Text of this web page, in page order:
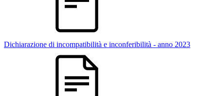
Dichiarazione di incompatibilità e inconferibilità - anno 2023